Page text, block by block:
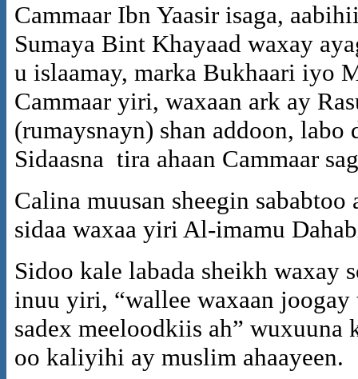
Cammaar Ibn Yaasir isaga,
Sumaya Bint Khayaad waxay
u islaamay, marka Bukhaari iyo
Cammaar yiri, waxaan ark ay
(rumaysnayn) shan addoon,
Sidaasna tira ahaan Cammaar
Calina muusan sheegin
sidaa waxaa yiri Al-imamu
Sidoo kale labada sheikh waxay
inuu yiri, “wallee waxaan
sadex meeloodkiis ah”
oo kaliyihi ay muslim ahaayeen.